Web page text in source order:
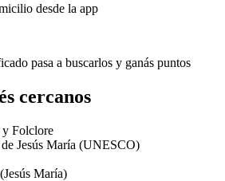
desde la app
pasa a buscarlos y ganás puntos
cercanos
y Folclore
Jesús María (UNESCO)
María)